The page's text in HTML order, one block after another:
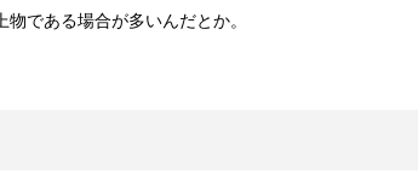
がどのように綺麗になっている...
である場合が多いんだとか。